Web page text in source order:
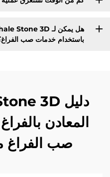
باستخدام خدمات صب
المعادن
صب الفراغ